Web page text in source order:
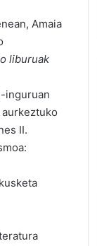
Amaia
liburuak
inguruan
II.